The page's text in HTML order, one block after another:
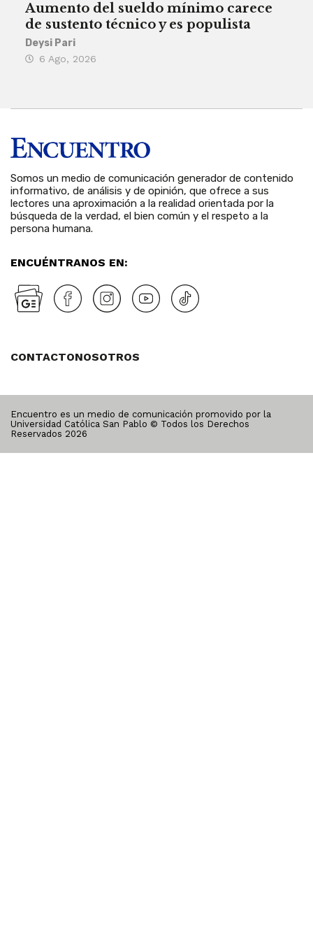
Aumento del sueldo mínimo carece
de sustento técnico y es populista
Deysi Pari
6 Ago, 2026
Somos un medio de comunicación generador de contenido
informativo, de análisis y de opinión, que ofrece a sus
lectores una aproximación a la realidad orientada por la
búsqueda de la verdad, el bien común y el respeto a la
persona humana.
ENCUÉNTRANOS EN:
CONTACTONOSOTROS
Encuentro es un medio de comunicación promovido por la
Universidad Católica San Pablo © Todos los Derechos
Reservados 2026